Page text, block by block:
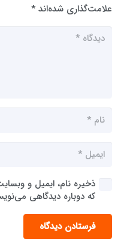
علامت‌گذاری شده‌اند *
ذخیره نام، ایمیل و
که دوباره دیدگاهی
فرستادن دیدگاه